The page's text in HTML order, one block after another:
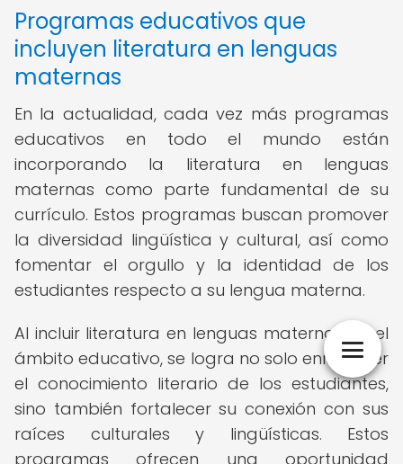
Programas educativos que
incluyen literatura en lenguas
maternas
En la actualidad, cada vez más programas
educativos en todo el mundo están
incorporando la literatura en lenguas
maternas como parte fundamental de su
currículo. Estos programas buscan promover
la diversidad lingüística y cultural, así como
fomentar el orgullo y la identidad de los
estudiantes respecto a su lengua materna.
Al incluir literatura en lenguas maternas en el
ámbito educativo, se logra no solo enriquecer
el conocimiento literario de los estudiantes,
sino también fortalecer su conexión con sus
raíces culturales y lingüísticas. Estos
programas ofrecen una oportunidad